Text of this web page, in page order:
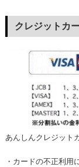
クレジットカ
あんしんクレジット
・カードの不正利用